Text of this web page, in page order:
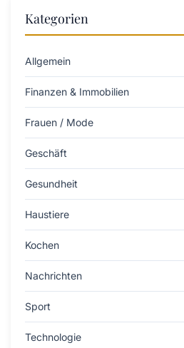
Kategorien
Allgemein
Finanzen & Immobilien
Frauen / Mode
Geschäft
Gesundheit
Haustiere
Kochen
Nachrichten
Sport
Technologie